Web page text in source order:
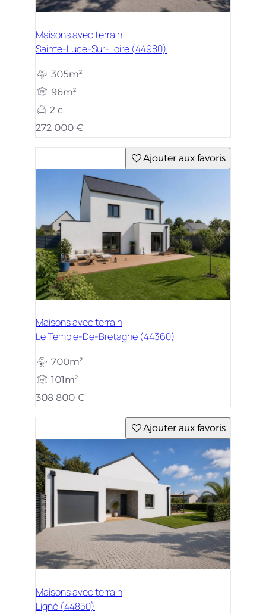
Maisons avec terrain
Sainte-Luce-Sur-Loire (44980)
305m²
96m²
2 c.
272 000 €
Ajouter aux favoris
Maisons avec terrain
Le Temple-De-Bretagne (44360)
700m²
101m²
308 800 €
Ajouter aux favoris
Maisons avec terrain
Ligné (44850)